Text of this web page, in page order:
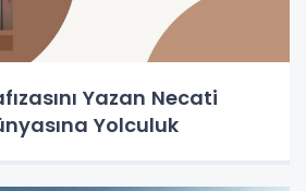
Yazan Necati
Yolculuk